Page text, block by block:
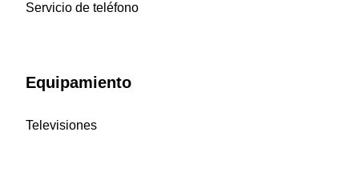
Servicio de teléfono
Equipamiento
Televisiones